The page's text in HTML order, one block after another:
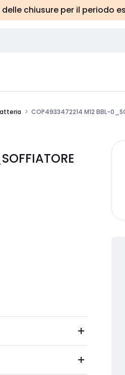
chiusure per il periodo
COP4933472214 M12 BBL-